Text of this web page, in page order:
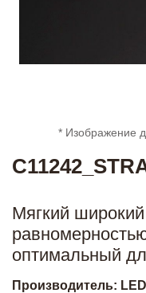
* Изображение
Мягкий
оптимальный
Производитель: